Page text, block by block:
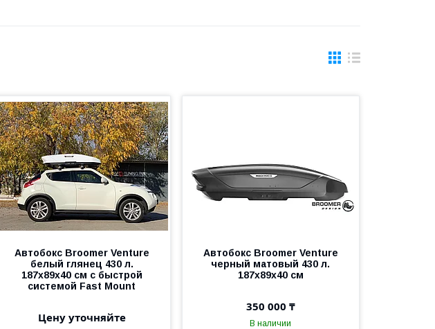
Автобокс Broomer Venture
белый глянец 430 л.
187х89х40 см с быстрой
системой Fast Mount
Цену уточняйте
Автобокс Broomer Venture
черный матовый 430 л.
187х89х40 см
350 000 ₸
В наличии